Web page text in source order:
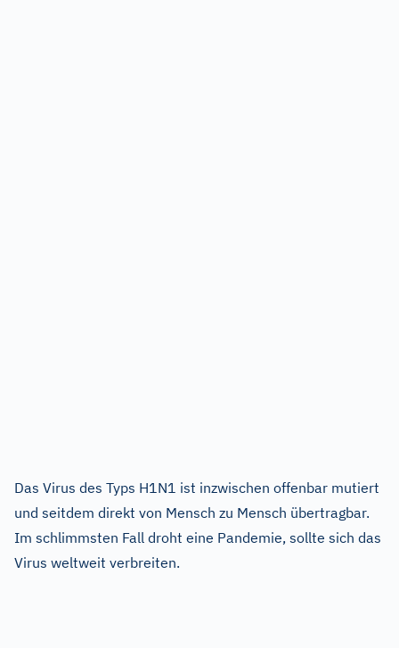
Das Virus des Typs H1N1 ist inzwischen offenbar mutiert
und seitdem direkt von Mensch zu Mensch übertragbar.
Im schlimmsten Fall droht eine Pandemie, sollte sich das
Virus weltweit verbreiten.